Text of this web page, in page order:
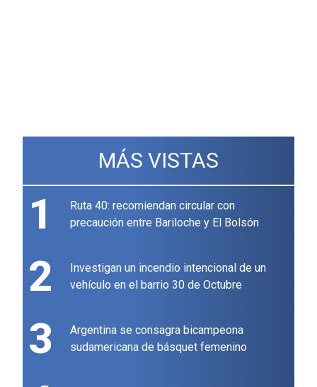
MÁS VISTAS
1
Ruta 40: recomiendan circular con
precaución entre Bariloche y El Bolsón
2
Investigan un incendio intencional de un
vehículo en el barrio 30 de Octubre
3
Argentina se consagra bicampeona
sudamericana de básquet femenino